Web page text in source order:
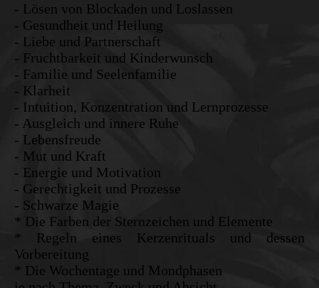
- Lösen von Blockaden und Loslassen
- Gesundheit und Heilung
- Liebe und Partnerschaft
- Fruchtbarkeit und Kinderwunsch
- Familie und Seelenfamilie
- Klarheit
- Intuition, Konzentration und Lernprozesse
- Ausgleich und innere Ruhe
- Lebensfreude
- Mut und Kraft
- Energie und Motivation
- Gerechtigkeit und Prozesse
- Schwarze Magie
* Die Farben der Sternzeichen und Elemente
* Regeln eines Kerzenrituals und dessen
Vorbereitung
* Die Wochentage und Mondphasen